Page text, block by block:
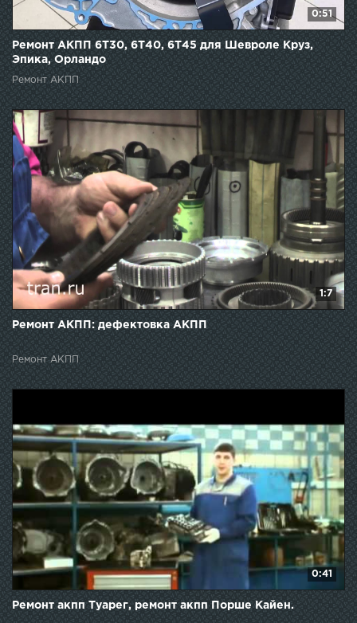
0:51
Ремонт АКПП 6T30, 6T40, 6T45 для Шевроле Круз,
Эпика, Орландо
Ремонт АКПП
1:7
Ремонт АКПП: дефектовка АКПП
Ремонт АКПП
0:41
Ремонт акпп Туарег, ремонт акпп Порше Кайен.